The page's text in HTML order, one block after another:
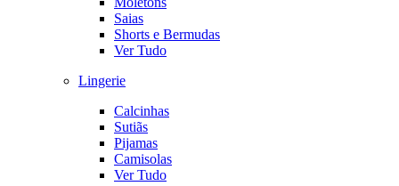
Saias
Shorts e Bermudas
Ver Tudo
Lingerie
Calcinhas
Sutiãs
Pijamas
Camisolas
Ver Tudo